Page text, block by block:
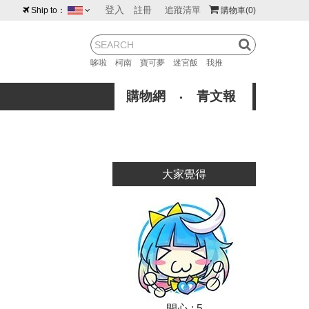
購物車(0)
登入 註冊 追蹤清單
哆啦 柯南 寶可夢 迷宮飯 我推
Ship to：
紐西蘭 馬來西亞
購物網 青文報
大家覺得